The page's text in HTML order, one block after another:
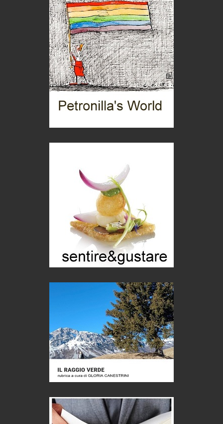
Picasso. Il linguaggio delle idee